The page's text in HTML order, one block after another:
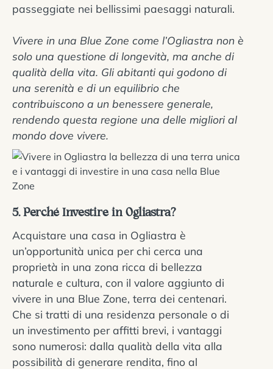
passeggiate nei bellissimi paesaggi naturali.
Vivere in una Blue Zone come l’Ogliastra non è
solo una questione di longevità, ma anche di
qualità della vita. Gli abitanti qui godono di
una serenità e di un equilibrio che
contribuiscono a un benessere generale,
rendendo questa regione una delle migliori al
mondo dove vivere.
5. Perché Investire in Ogliastra?
Acquistare una casa in Ogliastra è
un’opportunità unica per chi cerca una
proprietà in una zona ricca di bellezza
naturale e cultura, con il valore aggiunto di
vivere in una Blue Zone, terra dei centenari.
Che si tratti di una residenza personale o di
un investimento per affitti brevi, i vantaggi
sono numerosi: dalla qualità della vita alla
possibilità di generare rendita, fino al